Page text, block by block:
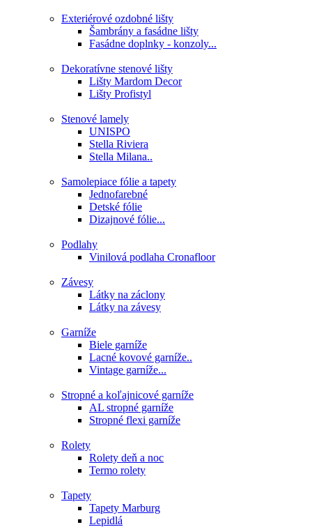
Exteriérové ozdobné lišty
Šambrány a fasádne lišty
Fasádne doplnky - konzoly...
Dekoratívne stenové lišty
Lišty Mardom Decor
Lišty Profistyl
Stenové lamely
UNISPO
Stella Riviera
Stella Milana..
Samolepiace fólie a tapety
Jednofarebné
Detské fólie
Dizajnové fólie...
Podlahy
Vinilová podlaha Cronafloor
Závesy
Látky na záclony
Látky na závesy
Garníže
Biele garníže
Lacné kovové garníže..
Vintage garníže...
Stropné a koľajnicové garníže
AL stropné garníže
Stropné flexi garníže
Rolety
Rolety deň a noc
Termo rolety
Tapety
Tapety Marburg
Lepidlá